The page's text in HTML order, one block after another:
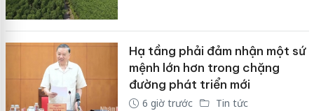
Hạ tầng phải đảm nhận một sứ
mệnh lớn hơn trong chặng
đường phát triển mới
6 giờ trước Tin tức